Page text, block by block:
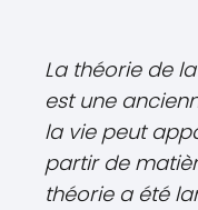
La théorie de
est une
la vie peut
partir de
théorie a été